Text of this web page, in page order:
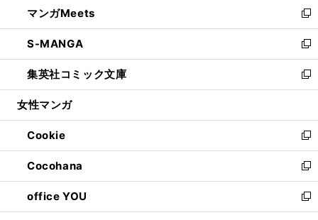
く
で
開
く
ド
ウ
で
開
く
ィ
ン
ド
ウ
で
開
い
ウ
ィ
ン
ド
ウ
開
く
マンガMeets
新
し
い
ウ
ィ
ン
ウ
で
開
く
S-MANGA
新
し
い
ウ
ン
ド
ウ
で
開
く
集英社コミック文庫
新
し
ウ
ィ
ン
ド
ウ
で
開
女性マンガ
Cookie
新
し
い
ウ
ィ
ン
Cocohana
新
し
い
ウ
office YOU
新
し